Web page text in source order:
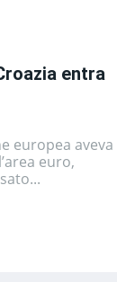
entra
europea aveva
euro,